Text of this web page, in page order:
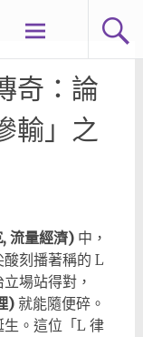
奇：論
輸」之
流量經濟)中，
刻播著稱的 L
場站得對，
)就能隨便碎。
。這位「L 律